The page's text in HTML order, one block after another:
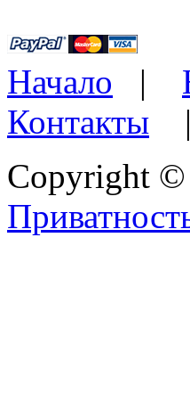
Начало |
Контакты
Copyright ©